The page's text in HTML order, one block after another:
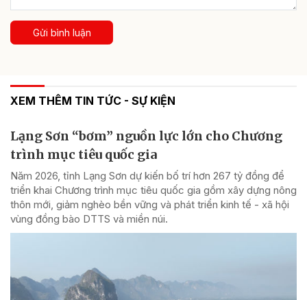
Gửi bình luận
XEM THÊM TIN TỨC - SỰ KIỆN
Lạng Sơn “bơm” nguồn lực lớn cho Chương
trình mục tiêu quốc gia
Năm 2026, tỉnh Lạng Sơn dự kiến bố trí hơn 267 tỷ đồng để
triển khai Chương trình mục tiêu quốc gia gồm xây dựng nông
thôn mới, giảm nghèo bền vững và phát triển kinh tế - xã hội
vùng đồng bào DTTS và miền núi.